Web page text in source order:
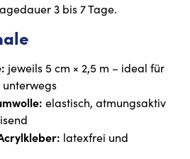
3 bis 7 Tage.
jeweils 5 cm × 2,5 m – ideal für
elastisch, atmungsaktiv
latexfrei und